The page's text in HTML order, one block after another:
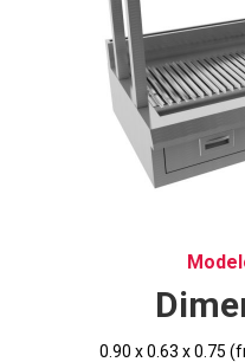
0.90 x 0.63 x 0.75